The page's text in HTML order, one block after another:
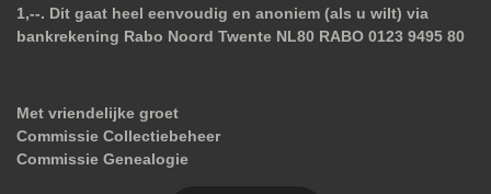
1,--. Dit gaat heel eenvoudig en anoniem (als u wilt) via
bankrekening Rabo Noord Twente NL80 RABO 0123 9495 80
Met vriendelijke groet
Commissie Collectiebeheer
Commissie Genealogie